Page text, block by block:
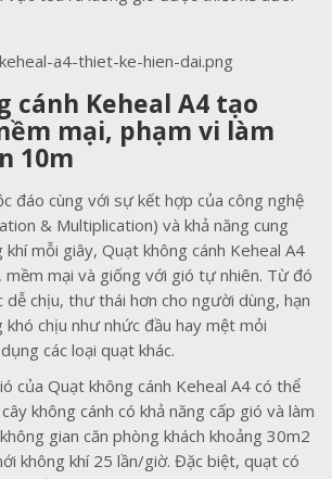
cánh Keheal A4 tạo
mại, phạm vi làm
10m
đáo cùng với sự kết hợp của công nghệ
& Multiplication) và khả năng cung
mỗi giây, Quạt không cánh Keheal A4
mại và giống với gió tự nhiên. Từ đó
dễ chịu, thư thái hơn cho người dùng, hạn
khó chịu như nhức đầu hay mệt mỏi
các loại quạt khác.
của Quạt không cánh Keheal A4 có thể
không cánh có khả năng cấp gió và làm
gian căn phòng khách khoảng 30m2
không khí 25 lần/giờ. Đặc biệt, quạt có